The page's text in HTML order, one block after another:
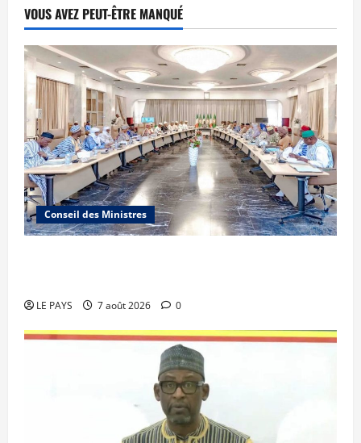
VOUS AVEZ PEUT-ÊTRE MANQUÉ
Conseil des Ministres
LE PAYS 7 août 2026 0